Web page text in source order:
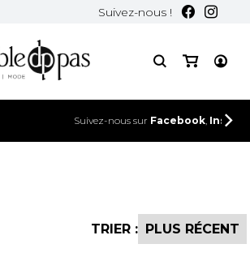
Suivez-nous !
Facebook,Instagram etTikTok!
TRIER :